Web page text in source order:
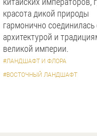
красота дикой природы
гармонично соединилась
архитектурой и
великой империи.
#ЛАНДШАФТ И ФЛОРА
#ВОСТОЧНЫЙ ЛАНДШАФТ